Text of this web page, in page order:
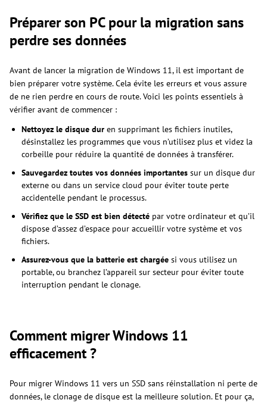
Préparer son PC pour la migration sans
perdre ses données
Avant de lancer la migration de Windows 11, il est important de
bien préparer votre système. Cela évite les erreurs et vous assure
de ne rien perdre en cours de route. Voici les points essentiels à
vérifier avant de commencer :
Nettoyez le disque dur en supprimant les fichiers inutiles,
désinstallez les programmes que vous n’utilisez plus et videz la
corbeille pour réduire la quantité de données à transférer.
Sauvegardez toutes vos données importantes sur un disque dur
externe ou dans un service cloud pour éviter toute perte
accidentelle pendant le processus.
Vérifiez que le SSD est bien détecté par votre ordinateur et qu’il
dispose d’assez d’espace pour accueillir votre système et vos
fichiers.
Assurez-vous que la batterie est chargée si vous utilisez un
portable, ou branchez l’appareil sur secteur pour éviter toute
interruption pendant le clonage.
Comment migrer Windows 11
efficacement ?
Pour migrer Windows 11 vers un SSD sans réinstallation ni perte de
données, le clonage de disque est la meilleure solution. Et pour ça,